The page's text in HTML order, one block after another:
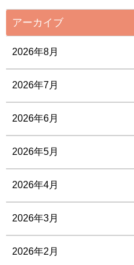
アーカイブ
2026年8月
2026年7月
2026年6月
2026年5月
2026年4月
2026年3月
2026年2月